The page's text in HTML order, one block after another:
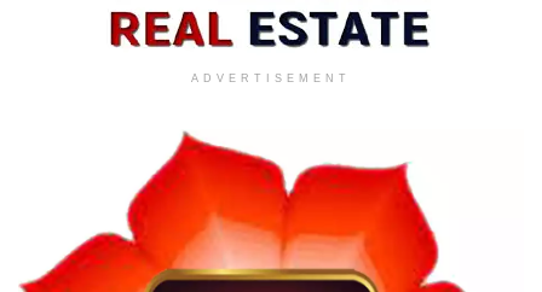
ADVERTISEMENT